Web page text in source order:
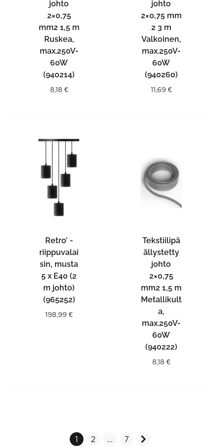
johto
2×0,75
mm2 1,5 m
Ruskea,
max.250V-
60W
(940214)
8,18 €
johto
2×0,75 mm
2 3 m
Valkoinen,
max.250V-
60W
(940260)
11,69 €
Retro’ -
riippuvalai
sin, musta
5 x E40 (2
m johto)
(965252)
198,99 €
Tekstiilipä
ällystetty
johto
2×0,75
mm2 1,5 m
Metallikult
a,
max.250V-
60W
(940222)
8,18 €
A
1 2 … 7